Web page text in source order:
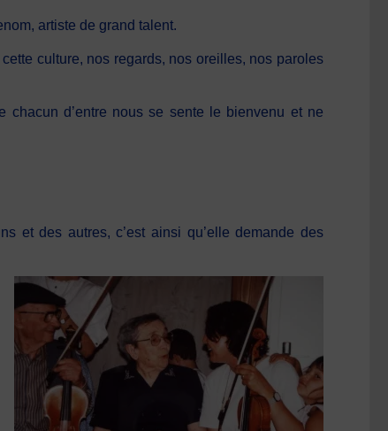
artiste de grand talent.
culture, nos regards, nos oreilles, nos paroles
d’entre nous se sente le bienvenu et ne
et des autres, c’est ainsi qu’elle demande des